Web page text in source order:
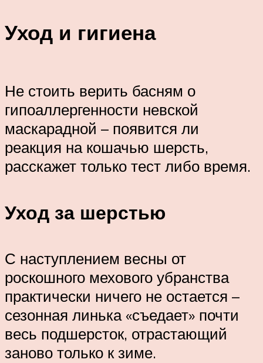
Уход и гигиена
Не стоить верить басням о
гипоаллергенности невской
маскарадной – появится ли
реакция на кошачью шерсть,
расскажет только тест либо время.
Уход за шерстью
С наступлением весны от
роскошного мехового убранства
практически ничего не остается –
сезонная линька «съедает» почти
весь подшерсток, отрастающий
заново только к зиме.